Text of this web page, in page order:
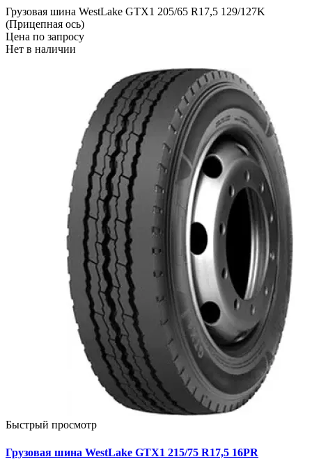
Грузовая шина WestLake GTX1 205/65 R17,5 129/127K
(Прицепная ось)
Цена по запросу
Нет в наличии
Быстрый просмотр
Грузовая шина WestLake GTX1 215/75 R17,5 16PR